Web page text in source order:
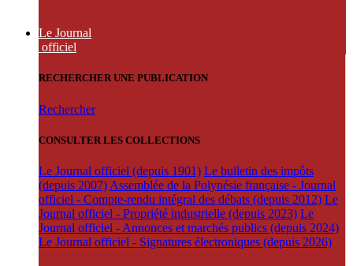
Le Journal
officiel
RECHERCHER UNE PUBLICATION
Rechercher
CONSULTER LES COLLECTIONS
Le Journal officiel (depuis 1901) Le bulletin des impôts
(depuis 2007) Assemblée de la Polynésie française - Journal
officiel - Compte-rendu intégral des débats (depuis 2012) Le
Journal officiel - Propriété industrielle (depuis 2023) Le
Journal officiel - Annonces et marchés publics (depuis 2024)
Le Journal officiel - Signatures électroniques (depuis 2026)